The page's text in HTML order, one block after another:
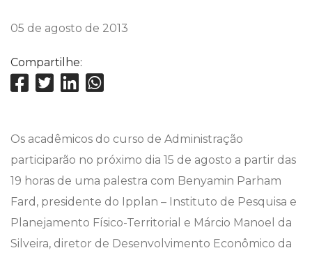
05 de agosto de 2013
Compartilhe:
Os acadêmicos do curso de Administração
participarão no próximo dia 15 de agosto a partir das
19 horas de uma palestra com Benyamin Parham
Fard, presidente do Ipplan – Instituto de Pesquisa e
Planejamento Físico-Territorial e Márcio Manoel da
Silveira, diretor de Desenvolvimento Econômico da